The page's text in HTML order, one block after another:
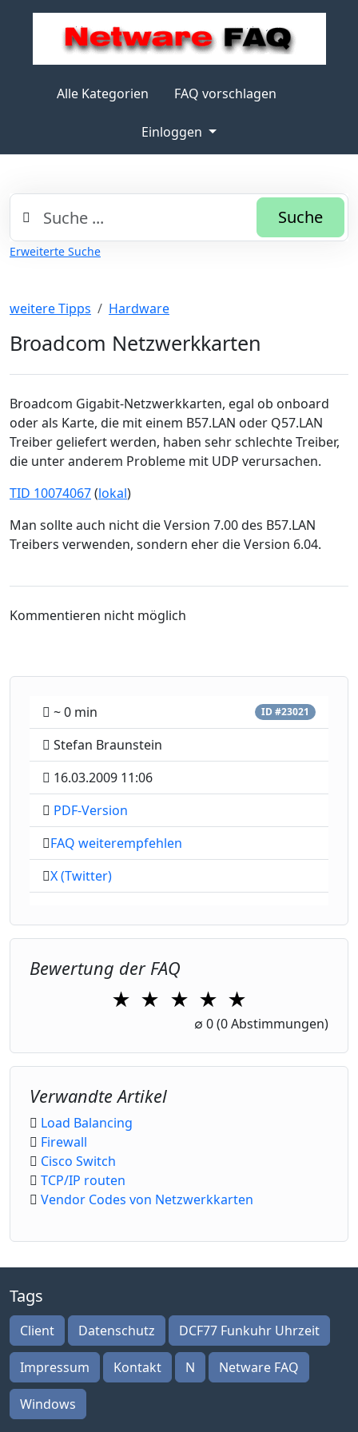
Alle Kategorien FAQ vorschlagen
Einloggen
Suche
Erweiterte Suche
weitere Tipps Hardware
Broadcom Netzwerkkarten
Broadcom Gigabit-Netzwerkkarten, egal ob onboard
oder als Karte, die mit einem B57.LAN oder Q57.LAN
Treiber geliefert werden, haben sehr schlechte Treiber,
die unter anderem Probleme mit UDP verursachen.
TID 10074067(lokal)
Man sollte auch nicht die Version 7.00 des B57.LAN
Treibers verwenden, sondern eher die Version 6.04.
Kommentieren nicht möglich
~ 0 min ID #23021
Stefan Braunstein
16.03.2009 11:06
PDF-Version
FAQ weiterempfehlen
X (Twitter)
Bewertung der FAQ
★ ★
2 Stars
★
3 Stars
★
4 Stars
★
5 Stars
∅ 0(0 Abstimmungen)
Verwandte Artikel
Load Balancing
Firewall
Cisco Switch
TCP/IP routen
Vendor Codes von Netzwerkkarten
Tags
Client Datenschutz DCF77 Funkuhr Uhrzeit
Impressum Kontakt N Netware FAQ
Windows